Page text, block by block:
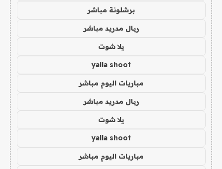
برشلونة مباشر
ريال مدريد مباشر
يلا شوت
yalla shoot
مباريات اليوم مباشر
ريال مدريد مباشر
يلا شوت
yalla shoot
مباريات اليوم مباشر